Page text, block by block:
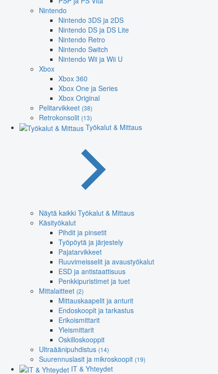
Nintendo
Nintendo 3DS ja 2DS
Nintendo DS ja DS Lite
Nintendo Retro
Nintendo Switch
Nintendo Wii ja Wii U
Xbox
Xbox 360
Xbox One ja Series
Xbox Original
Pelitarvikkeet (38)
Retrokonsolit (13)
Työkalut & Mittaus
Näytä kaikki Työkalut & Mittaus
Käsityökalut
Pihdit ja pinsetit
Työpöytä ja järjestely
Pajatarvikkeet
Ruuvimeisselit ja avaustyökalut
ESD ja antistaattisuus
Penkkipuristimet ja tuet
Mittalaitteet (2)
Mittauskaapelit ja anturit
Endoskoopit ja tarkastus
Erikoismittarit
Yleismittarit
Oskilloskooppit
Ultraäänipuhdistus (14)
Suurennuslasit ja mikroskoopit (19)
IT & Yhteydet